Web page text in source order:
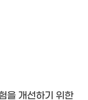
을 개선하기 위한